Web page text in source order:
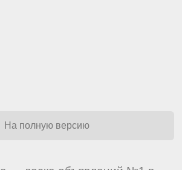
На полную версию